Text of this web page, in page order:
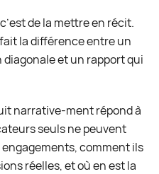
de la mettre en récit.
la différence entre un
diagonale et un rapport qui
narrative-ment répond à
seuls ne peuvent
comment ils
réelles, et où en est la